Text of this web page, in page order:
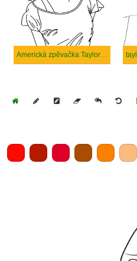
Americká zpěvačka Taylor Swift